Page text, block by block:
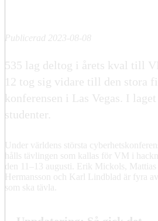
Publicerad 2023-08-08
535 lag deltog i årets kval till
12 tog sig vidare till den stora
konferensen i Las Vegas. I
studenter.
Under världens största
hålls tävlingen som kallas för VM i
den 11–13 augusti. Erik Mickols, Mattias
Hermansson och Karl Lindblad är fyra
som ska tävla.